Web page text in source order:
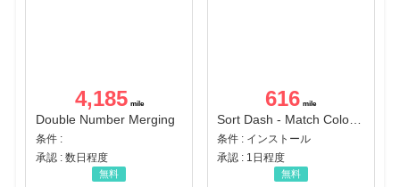
4,185
Double Number Merging
条件 :
承認 : 数日程度
無料
616
Sort Dash - Match Color Puzzle（チャレンジ11完了）（Android）
条件 : インストール
承認 : 1日程度
無料